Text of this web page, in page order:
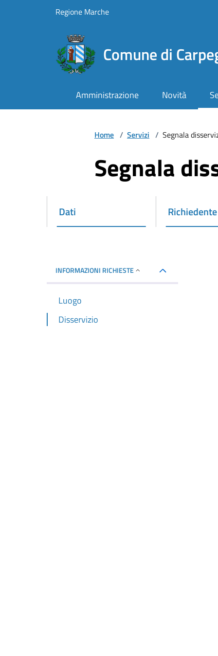
Vai ai contenutiRegione Marche
Comune di
Amministrazione Novità
Home / Servizi / Segnala
Segnala
Dati
Attivo Richiedente
Attivo
INFORMAZIONI RICHIESTE
Luogo
Disservizio